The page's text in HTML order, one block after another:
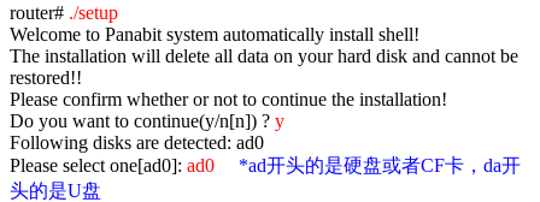
router# ./setup
Welcome to Panabit system automatically install shell!
The installation will delete all data on your hard disk and cannot be
restored!!
Please confirm whether or not to continue the installation!
Do you want to continue(y/n[n]) ? y
Following disks are detected: ad0
Please select one[ad0]: ad0 *ad开头的是硬盘或者CF卡， da开
头的是U盘